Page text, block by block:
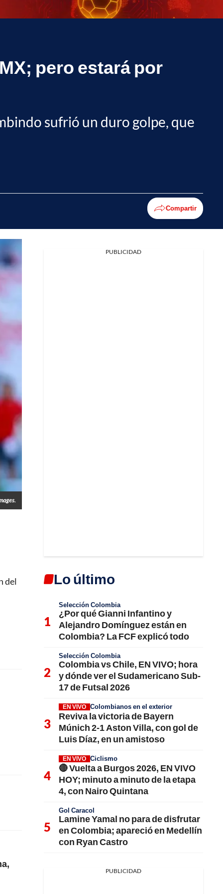
pero estará por
sufrió un duro golpe, que
Compartir
del
PUBLICIDAD
Lo último
Selección Colombia
¿Por qué Gianni Infantino y
Alejandro Domínguez están en
Colombia? La FCF explicó todo
Selección Colombia
Colombia vs Chile, EN VIVO; hora
y dónde ver el Sudamericano Sub-
17 de Futsal 2026
EN VIVO Colombianos en el exterior
Reviva la victoria de Bayern
Múnich 2-1 Aston Villa, con gol de
Luis Díaz, en un amistoso
EN VIVO Ciclismo
🔴 Vuelta a Burgos 2026, EN VIVO
HOY; minuto a minuto de la etapa
4, con Nairo Quintana
Gol Caracol
Lamine Yamal no para de disfrutar
en Colombia; apareció en Medellín
con Ryan Castro
PUBLICIDAD